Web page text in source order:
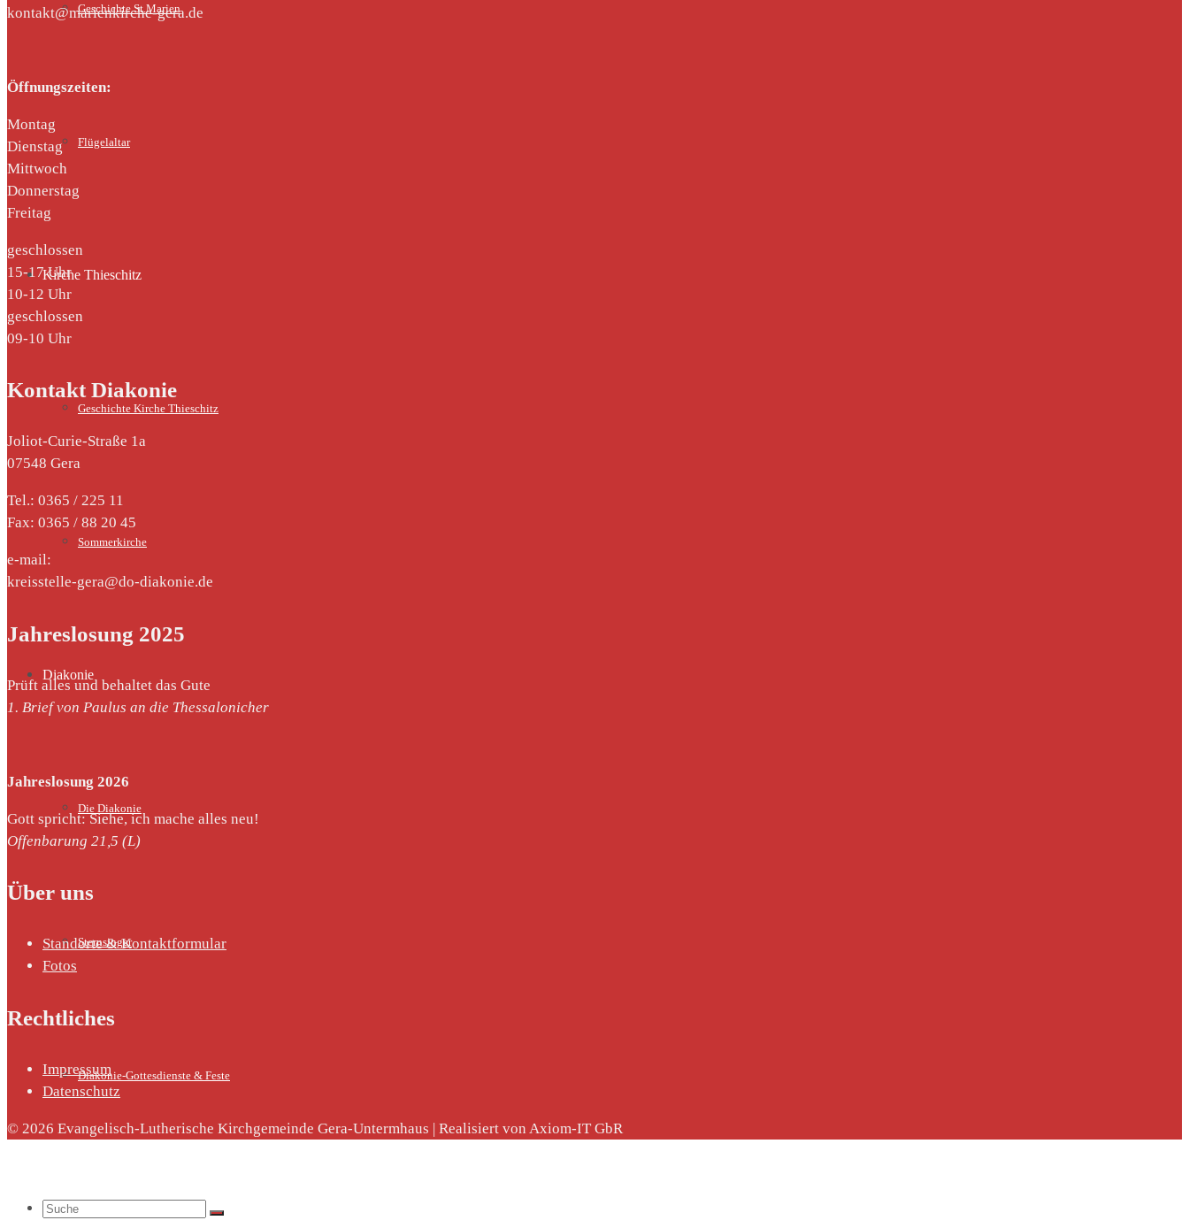
Geschichte St.Marien
Flügelaltar
Kirche Thieschitz
Geschichte Kirche Thieschitz
Sommerkirche
Diakonie
Die Diakonie
Sternsinger
Diakonie-Gottesdienste & Feste
Suche
kontakt@marienkirche-gera.de
Öffnungszeiten:
Montag
Dienstag
Mittwoch
Donnerstag
Freitag
geschlossen
15-17 Uhr
10-12 Uhr
geschlossen
09-10 Uhr
Kontakt Diakonie
Joliot-Curie-Straße 1a
07548 Gera
Tel.: 0365 / 225 11
Fax: 0365 / 88 20 45
e-mail:
kreisstelle-gera@do-diakonie.de
Jahreslosung 2025
Prüft alles und behaltet das Gute
1. Brief von Paulus an die Thessalonicher
Jahreslosung 2026
Gott spricht: Siehe, ich mache alles neu!
Offenbarung 21,5 (L)
Über uns
Standorte & Kontaktformular
Fotos
Rechtliches
Impressum
Datenschutz
© 2026 Evangelisch-Lutherische Kirchgemeinde Gera-Untermhaus | Realisiert von Axiom-IT GbR